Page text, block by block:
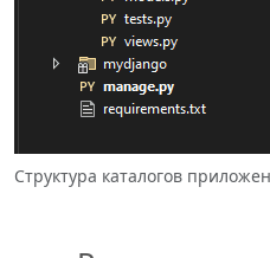
Структура каталогов